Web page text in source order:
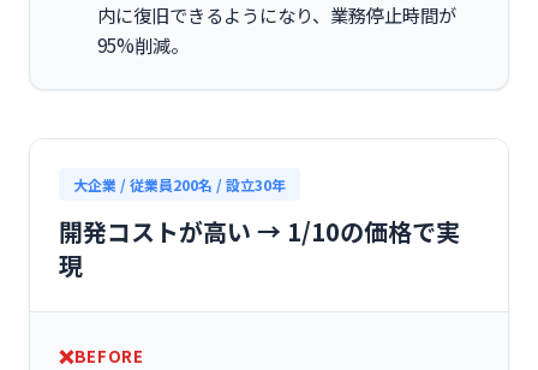
内に復旧できるようになり、業務停止時間が
95%削減。
大企業 / 従業員200名 / 設立30年
開発コストが高い → 1/10の価格で実
現
BEFORE